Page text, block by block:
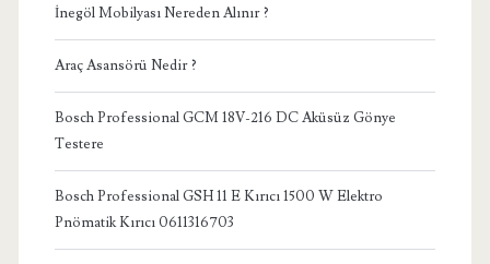
İnegöl Mobilyası Nereden Alınır ?
Araç Asansörü Nedir ?
Bosch Professional GCM 18V-216 DC Aküsüz Gönye
Testere
Bosch Professional GSH 11 E Kırıcı 1500 W Elektro
Pnömatik Kırıcı 0611316703